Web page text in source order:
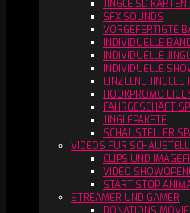
JINGLE SD
SFX SOUNDS
VORGEFERTIGTE
INDIVIDUELLE
INDIVIDUELLE
INDIVIDUELLE
EINZELNE
HOOKPROMO
FAHRGESCHÄFT
JINGLEPAKETE
SCHAUSTELLER
VIDEOS FÜR
CLIPS UND
VIDEO
START STOP
STREAMER UND GAMER